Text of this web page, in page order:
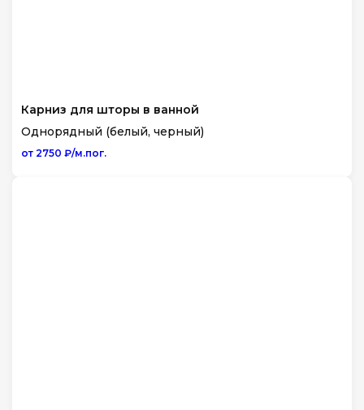
Карниз для шторы в ванной
Однорядный (белый, черный)
от 2750 ₽/м.пог.